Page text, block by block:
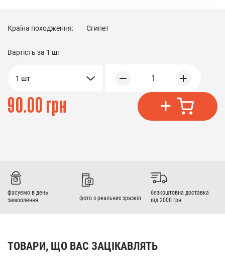
Країна походження: Єгипет
Вартість за 1 шт
1 шт 1
90.00 грн
фасуємо в день
замовлення
фото з реальних зразків
безкоштовна доставка
від 2000 грн
ТОВАРИ, ЩО ВАС ЗАЦІКАВЛЯТЬ